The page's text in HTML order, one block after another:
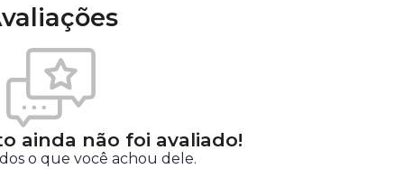
ainda não foi avaliado!
o que você achou dele.